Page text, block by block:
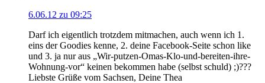
6.06.12 zu 09:25
Darf ich eigentlich trotzdem mitmachen, auch wenn ich 1.
eins der Goodies kenne, 2. deine Facebook-Seite schon like
und 3. ja nur aus „Wir-putzen-Omas-Klo-und-bereiten-ihre-
Wohnung-vor“ keinen bekommen habe (selbst schuld) ;)???
Liebste Grüße vom Sachsen, Deine Thea